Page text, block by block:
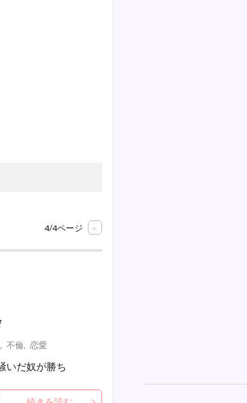
4/4ページ <
不倫, 恋愛
いだ奴が勝ち